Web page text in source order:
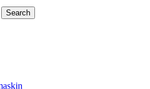
Search